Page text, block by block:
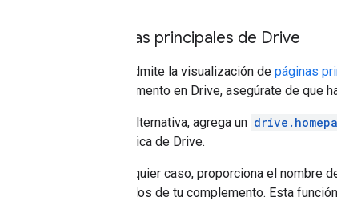
Páginas principales de Drive
Drive admite la visualización de páginas
complemento en Drive, asegúrate de que
Como alternativa, agrega un
específica de Drive.
En cualquier caso, proporciona el
comandos de tu complemento. Esta